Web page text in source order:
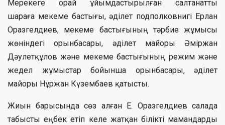
Мерекеге орай ұйымдастырылған салтанатты
шараға мекеме бастығы, әділет подполковнигі Ерлан
Оразгелдиев, мекеме бастығының тәрбие жұмысы
жөніндегі орынбасары, әділет майоры Әміржан
Дәулетқұлов және мекеме бастығының режим және
жедел жұмыстар бойынша орынбасары, әділет
майоры Нұржан Күзембаев қатысты.
Жиын барысында сөз алған Е. Оразгелдиев салада
табысты еңбек етіп келе жатқан білікті мамандарды